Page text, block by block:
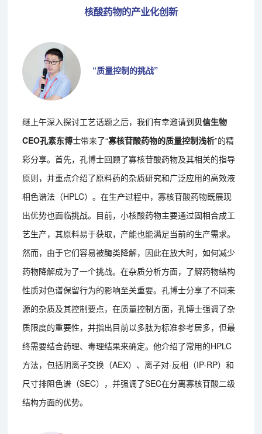
核酸药物的产业化创新
“质量控制的挑战”
继上午深入探讨工艺话题之后，我们有幸邀请到贝信生物
CEO孔素东博士带来了“寡核苷酸药物的质量控制浅析”的精
彩分享。首先，孔博士回顾了寡核苷酸药物及其相关的指导
原则，并重点介绍了原料药的杂质研究和广泛应用的高效液
相色谱法（HPLC）。在生产过程中，寡核苷酸药物既展现
出优势也面临挑战。目前，小核酸药物主要通过固相合成工
艺生产，其原料易于获取，产能也能满足当前的生产需求。
然而，由于它们容易被酶类降解，因此在放大时，如何减少
药物降解成为了一个挑战。在杂质分析方面，了解药物结构
性质对色谱保留行为的影响至关重要。孔博士分享了不同来
源的杂质及其控制要点，在质量控制方面，孔博士强调了杂
质限度的重要性，并指出目前以多肽为标准参考居多，但最
终需要结合药理、毒理结果来确定。他介绍了常用的HPLC
方法，包括阴离子交换（AEX）、离子对-反相（IP-RP）和
尺寸排阻色谱（SEC），并强调了SEC在分离寡核苷酸二级
结构方面的优势。